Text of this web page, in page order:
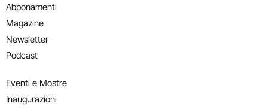
Abbonamenti
Magazine
Newsletter
Podcast
Eventi e Mostre
Inaugurazioni